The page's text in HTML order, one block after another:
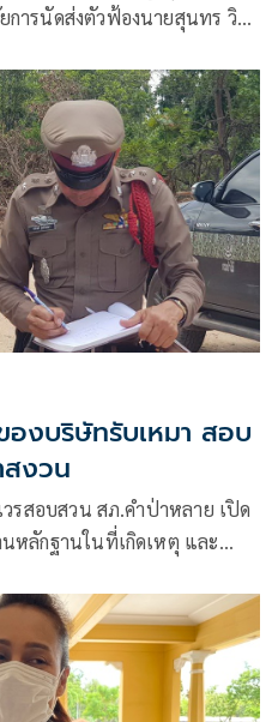
ารนัดส่งตัวฟ้องนายสุนทร วิลา
ขาใหญ่ จ.ปราจีนบุรี ช่วงปี
ยุความวันที่ 13 มิ.ย.ที่ผ่านมา
องบริษัทรับเหมา สอบ
งวน
รสอบสวน สภ.คำป่าหลาย เปิด
กฐาน ว่ามีใครบ้างที่เกี่ยวข้อง
าว